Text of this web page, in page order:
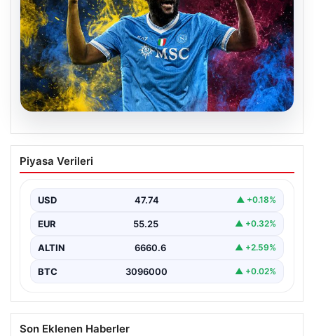
Fenerbahçe istemişti, Trabzonspor
Lukaku’yu da alıyor!
Piyasa Verileri
USD 47.74 ▲ +0.18%
EUR 55.25 ▲ +0.32%
ALTIN 6660.6 ▲ +2.59%
BTC 3096000 ▲ +0.02%
Son Eklenen Haberler